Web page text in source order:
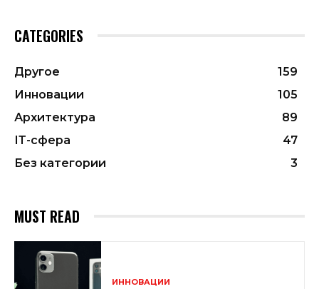
CATEGORIES
Другое
159
Инновации
105
Архитектура
89
ІТ-сфера
47
Без категории
3
MUST READ
ИННОВАЦИИ